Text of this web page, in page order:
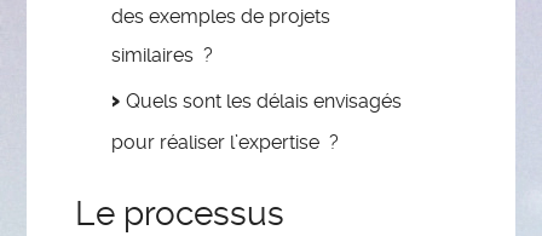
des exemples de projets
similaires ?
Quels sont les délais envisagés
pour réaliser l’expertise ?
Le processus